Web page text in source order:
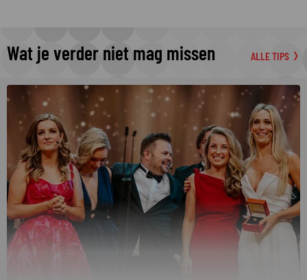
Wat je verder niet mag missen ALLE TIPS